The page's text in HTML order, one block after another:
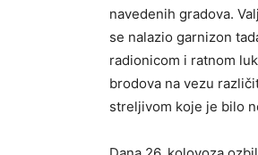
navedenih gradova.
se nalazio garnizon
radionicom i ratnom
brodova na vezu
streljivom koje je bilo